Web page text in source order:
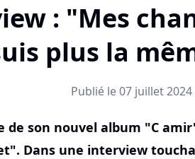
: "Mes
plus la
Publié le 07 juillet 2024
son nouvel album "C
Dans une interview